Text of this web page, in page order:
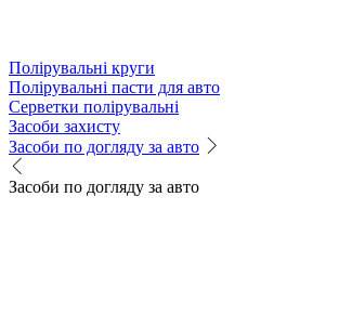
Полірувальні круги
Полірувальні пасти для авто
Серветки полірувальні
Засоби захисту
Засоби по догляду за авто
Засоби по догляду за авто